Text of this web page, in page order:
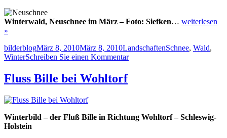
Winterwald, Neuschnee im März – Foto: Siefken… weiterlesen
»
Autor
bilderblogVeröffentlicht
am
März 8, 2010März 8, 2010Kategorien
LandschaftenSchlagwörter
Schnee, Wald,
WinterSchreiben Sie einen Kommentarzu
Fluss Bille bei Wohltorf
Winterbild – der Fluß Bille in Richtung Wohltorf – Schleswig-
Holstein